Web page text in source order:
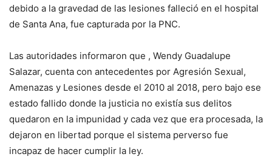
debido a la gravedad de las lesiones falleció en el hospital
de Santa Ana, fue capturada por la PNC.
Las autoridades informaron que , Wendy Guadalupe
Salazar, cuenta con antecedentes por Agresión Sexual,
Amenazas y Lesiones desde el 2010 al 2018, pero bajo ese
estado fallido donde la justicia no existía sus delitos
quedaron en la impunidad y cada vez que era procesada, la
dejaron en libertad porque el sistema perverso fue
incapaz de hacer cumplir la ley.